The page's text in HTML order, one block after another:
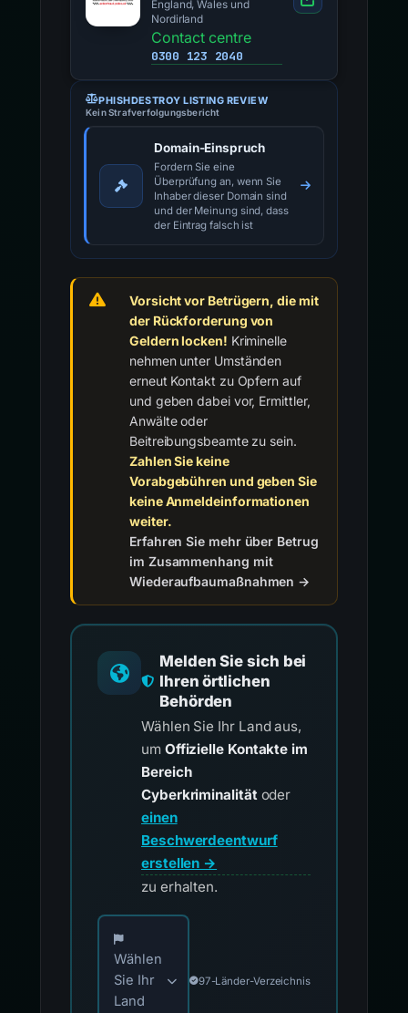
England, Wales und
Nordirland
Contact centre
0300 123 2040
PHISHDESTROY LISTING REVIEW
Kein Strafverfolgungsbericht
Domain-Einspruch
Fordern Sie eine
Überprüfung an, wenn Sie
Inhaber dieser Domain sind
und der Meinung sind, dass
der Eintrag falsch ist
Vorsicht vor Betrügern, die mit
der Rückforderung von
Geldern locken! Kriminelle
nehmen unter Umständen
erneut Kontakt zu Opfern auf
und geben dabei vor, Ermittler,
Anwälte oder
Beitreibungsbeamte zu sein.
Zahlen Sie keine
Vorabgebühren und geben Sie
keine Anmeldeinformationen
weiter.
Erfahren Sie mehr über Betrug
im Zusammenhang mit
Wiederaufbaumaßnahmen →
Melden Sie sich bei
Ihren örtlichen
Behörden
Wählen Sie Ihr Land aus,
um Offizielle Kontakte im
Bereich
Cyberkriminalitätoder
einen
Beschwerdeentwurf
erstellen →
zu erhalten.
Wählen Sie Ihr Land für offizielle
Wählen
Sie Ihr
Land
97-Länder-Verzeichnis